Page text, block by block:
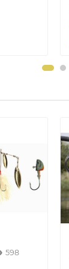
598